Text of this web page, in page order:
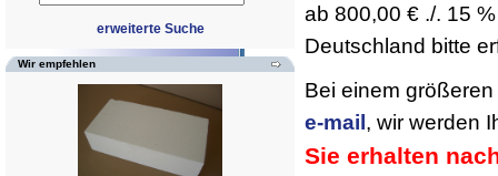
erweiterte Suche
Wir empfehlen
ab 800,00 € ./. 15
Deutschland bitte
Bei einem
e-mail, wir werden
Sie erhalten